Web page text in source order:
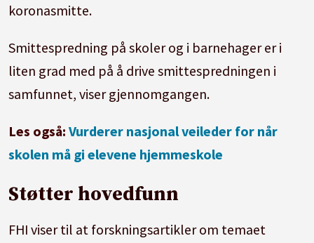
koronasmitte.
Smittespredning påskoler og i barnehager er i
liten grad med på å drive smittespredningen i
samfunnet, viser gjennomgangen.
Les også:Vurderer nasjonal veileder for når
skolen må gi elevene hjemmeskole
Støtter hovedfunn
FHI viser til at forskningsartikler om temaet